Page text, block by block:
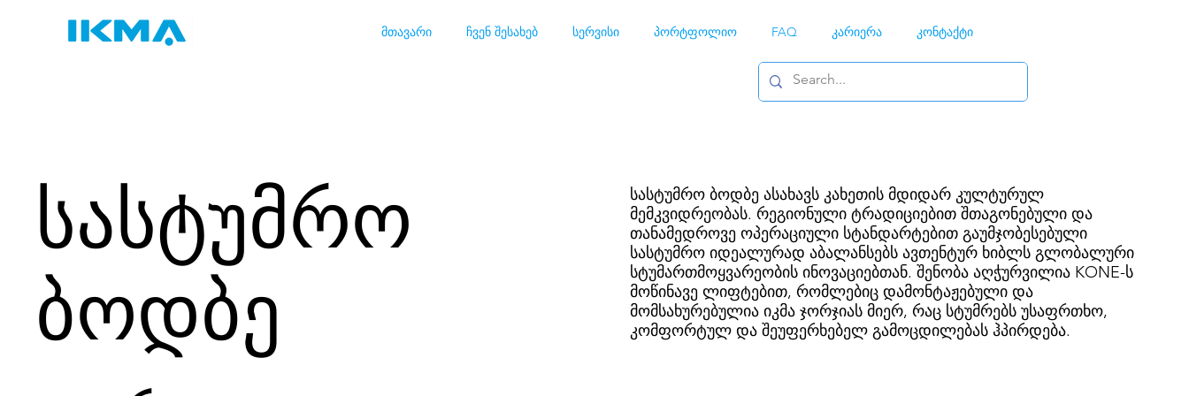
მთავარი ჩვენ შესახებ სერვისი პორტფოლიო FAQ კარიერა კონტაქტი
სასტუმრო
ბოდბე
სასტუმრო ბოდბე ასახავს კახეთის მდიდარ კულტურულ
მემკვიდრეობას. რეგიონული ტრადიციებით შთაგონებული და
თანამედროვე ოპერაციული სტანდარტებით გაუმჯობესებული
სასტუმრო იდეალურად აბალანსებს ავთენტურ ხიბლს გლობალური
სტუმართმოყვარეობის ინოვაციებთან. შენობა აღჭურვილია KONE-ს
მოწინავე ლიფტებით, რომლებიც დამონტაჟებული და
მომსახურებულია იკმა ჯორჯიას მიერ, რაც სტუმრებს უსაფრთხო,
კომფორტულ და შეუფერხებელ გამოცდილებას ჰპირდება.